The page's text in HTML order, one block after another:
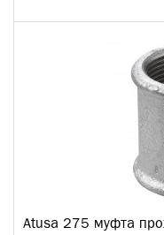
Atusa 275 муфта